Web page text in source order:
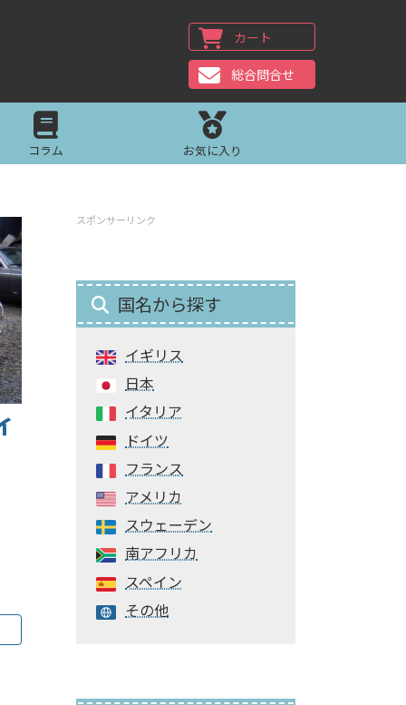
カート
総合問合せ
コラム お気に入り
スポンサーリンク
国名から探す
イギリス
日本
イタリア
ドイツ
フランス
アメリカ
スウェーデン
南アフリカ
スペイン
その他